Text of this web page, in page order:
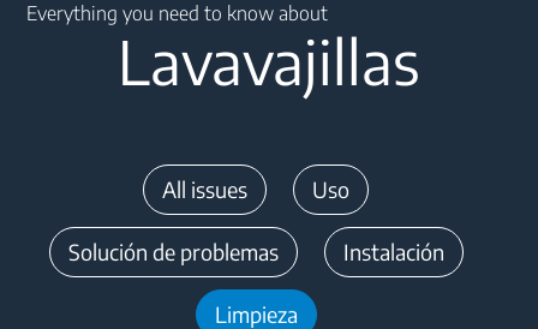
Everything you need to know about
Lavavajillas
All issues Uso
Solución de problemas Instalación
Limpieza